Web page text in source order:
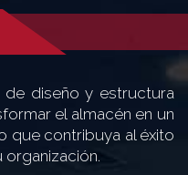
de diseño y estructura
el almacén en un
que contribuya al éxito
organización.